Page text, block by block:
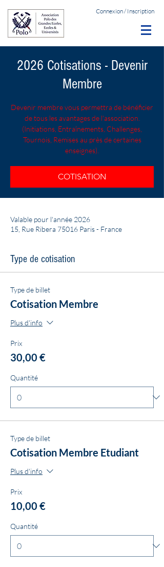
Connexion / Inscription
2026 Cotisations - Devenir
Membre
Devenir membre vous permettra de bénéficier
de tous les avantages de l'association.
(Initiations, Entraînements, Challenges,
Tournois, Remises au près de certaines
enseignes).
COTISATION
Valable pour l'année 2026
15, Rue Ribera 75016 Paris - France
Type de cotisation
Type de billet
Cotisation Membre
Plus d'info
Prix
30,00 €
Quantité
Type de billet
Cotisation Membre Etudiant
Plus d'info
Prix
10,00 €
Quantité